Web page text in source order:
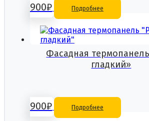
900₽ Подробнее
Фасадная
гладкий»
900₽ Подробнее